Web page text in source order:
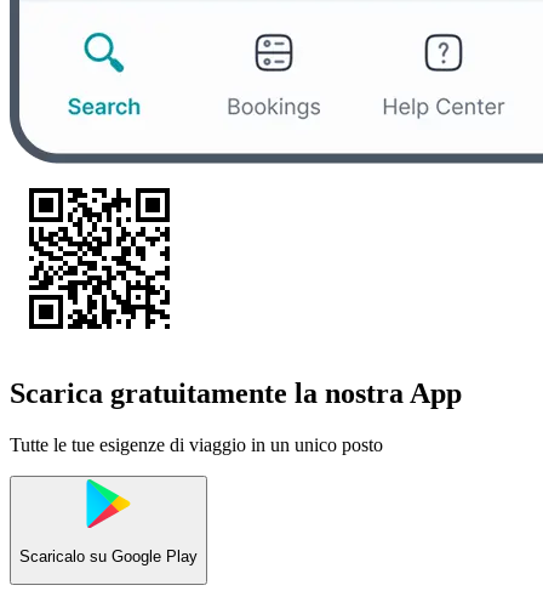
Scarica gratuitamente la nostra App
Tutte le tue esigenze di viaggio in un unico posto
Scaricalo su Google Play